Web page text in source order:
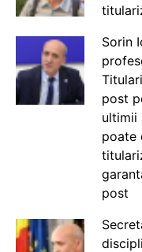
Sorin
post
ultimii
poate
post